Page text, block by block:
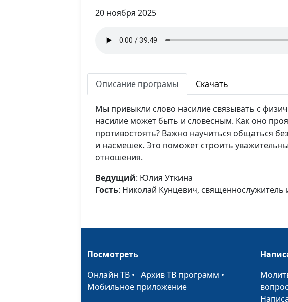
20 ноября 2025
Описание програмы Скачать
Мы привыкли слово насилие связывать с
насилие может быть и словесным. Как оно
противостоять? Важно научиться общаться
и насмешек. Это поможет строить
отношения.
Ведущий: Юлия Уткина
Гость: Николай Кунцевич, священнослужитель
Посмотреть
Онлайн ТВ • Архив ТВ программ •
Мобильное приложение